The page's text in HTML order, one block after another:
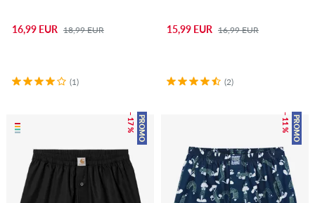
16,99 EUR 18,99 EUR
(1)
15,99 EUR 16,99 EUR
(2)
PROMO
– 17 % PROMO
– 11 %